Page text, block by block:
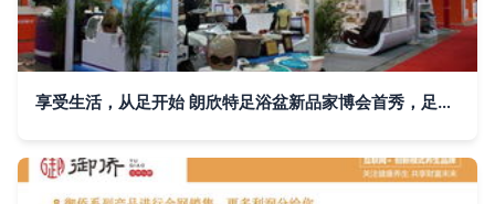
享受生活，从足开始 朗欣特足浴盆新品家博会首秀，足浴服务升级登场